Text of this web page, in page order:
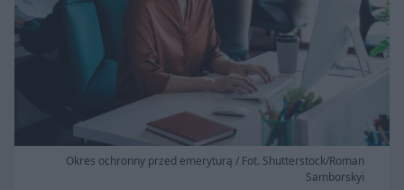
Okres ochronny przed emeryturą / Fot. Shutterstock/Roman
Samborskyi